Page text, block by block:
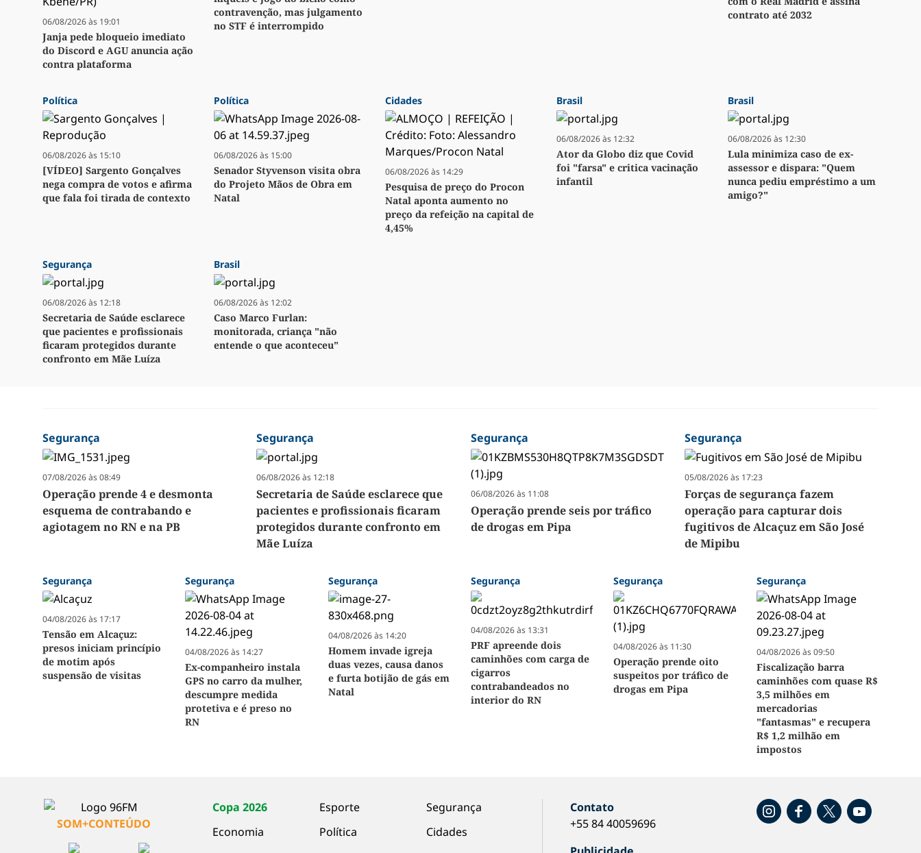
06/08/2026 às 19:01
Janja pede bloqueio imediato
do Discord e AGU anuncia ação
contra plataforma
contravenção, mas julgamento
no STF é interrompido
contrato até 2032
Política
06/08/2026 às 15:10
[VÍDEO] Sargento Gonçalves
nega compra de votos e afirma
que fala foi tirada de contexto
Política
06/08/2026 às 15:00
Senador Styvenson visita obra
do Projeto Mãos de Obra em
Natal
Cidades
06/08/2026 às 14:29
Pesquisa de preço do Procon
Natal aponta aumento no
preço da refeição na capital de
4,45%
Brasil
06/08/2026 às 12:32
Ator da Globo diz que Covid
foi "farsa" e critica vacinação
infantil
Brasil
06/08/2026 às 12:30
Lula minimiza caso de ex-
assessor e dispara: "Quem
nunca pediu empréstimo a um
amigo?"
Segurança
06/08/2026 às 12:18
Secretaria de Saúde esclarece
que pacientes e profissionais
ficaram protegidos durante
confronto em Mãe Luíza
Brasil
06/08/2026 às 12:02
Caso Marco Furlan:
monitorada, criança "não
entende o que aconteceu"
Segurança
07/08/2026 às 08:49
Operação prende 4 e desmonta
esquema de contrabando e
agiotagem no RN e na PB
Segurança
06/08/2026 às 12:18
Secretaria de Saúde esclarece que
pacientes e profissionais ficaram
protegidos durante confronto em
Mãe Luíza
Segurança
06/08/2026 às 11:08
Operação prende seis por tráfico
de drogas em Pipa
Segurança
05/08/2026 às 17:23
Forças de segurança fazem
operação para capturar dois
fugitivos de Alcaçuz em São José
de Mipibu
Segurança
04/08/2026 às 17:17
Tensão em Alcaçuz:
presos iniciam princípio
de motim após
suspensão de visitas
Segurança
04/08/2026 às 14:27
Ex-companheiro instala
GPS no carro da mulher,
descumpre medida
protetiva e é preso no
RN
Segurança
04/08/2026 às 14:20
Homem invade igreja
duas vezes, causa danos
e furta botijão de gás em
Natal
Segurança
04/08/2026 às 13:31
PRF apreende dois
caminhões com carga de
cigarros
contrabandeados no
interior do RN
Segurança
04/08/2026 às 11:30
Operação prende oito
suspeitos por tráfico de
drogas em Pipa
Segurança
04/08/2026 às 09:50
Fiscalização barra
caminhões com quase R$
3,5 milhões em
mercadorias
"fantasmas" e recupera
R$ 1,2 milhão em
impostos
SOM+CONTEÚDO
Copa 2026
Economia
Esporte
Política
Segurança
Cidades
Contato
+55 84 40059696